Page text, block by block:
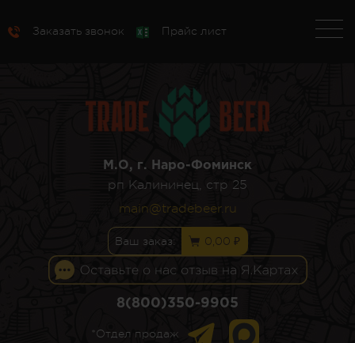
Заказать звонок Прайс лист
М.О, г. Наро-Фоминск
рп Калининец, стр 25
main@tradebeer.ru
Ваш заказ: 0,00 ₽
8(800)350-9905
*Отдел продаж